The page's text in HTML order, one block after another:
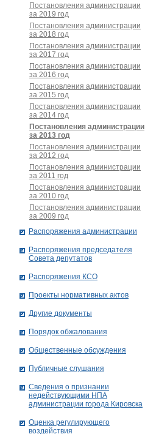
Постановления администрации
за 2019 год
Постановления администрации
за 2018 год
Постановления администрации
за 2017 год
Постановления администрации
за 2016 год
Постановления администрации
за 2015 год
Постановления администрации
за 2014 год
Постановления администрации
за 2013 год
Постановления администрации
за 2012 год
Постановления администрации
за 2011 год
Постановления администрации
за 2010 год
Постановления администрации
за 2009 год
Распоряжения администрации
Распоряжения председателя
Совета депутатов
Распоряжения КСО
Проекты нормативных актов
Другие документы
Порядок обжалования
Общественные обсуждения
Публичные слушания
Сведения о признании
недействующими НПА
администрации города Кировскa
Оценка регулирующего
воздействия